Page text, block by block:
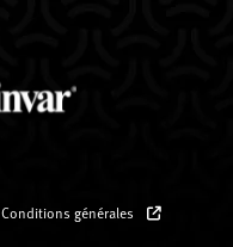
Conditions générales